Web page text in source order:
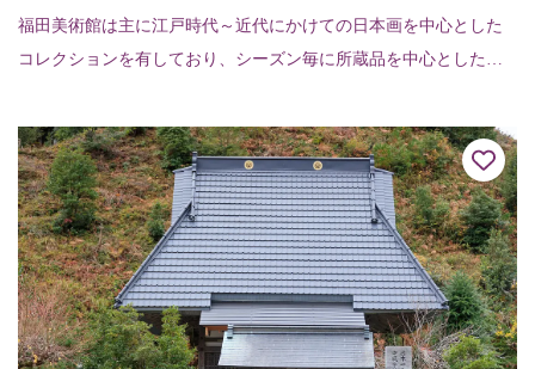
福田美術館は主に江戸時代～近代にかけての日本画を中心とした
コレクションを有しており、シーズン毎に所蔵品を中心とした企
設内のカフェからは渡...